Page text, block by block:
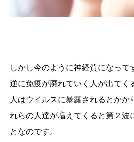
しかし今のように神経質になって
逆に免疫が廃れていく人が出てく
人はウイルスに暴露されるとかか
れらの人達が増えてくると第２波
となのです。